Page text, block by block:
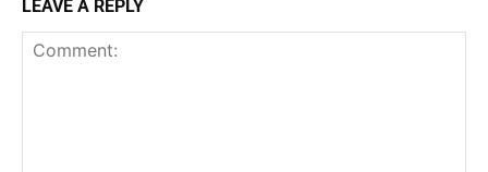
LEAVE A REPLY